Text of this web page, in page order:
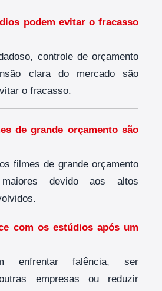
podem evitar o fracasso
controle de orçamento
clara do mercado são
o fracasso.
de grande orçamento são
filmes de grande orçamento
devido aos altos
com os estúdios após um
enfrentar falência, ser
empresas ou reduzir